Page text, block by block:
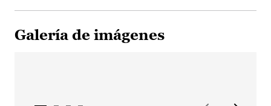
Galería de imágenes